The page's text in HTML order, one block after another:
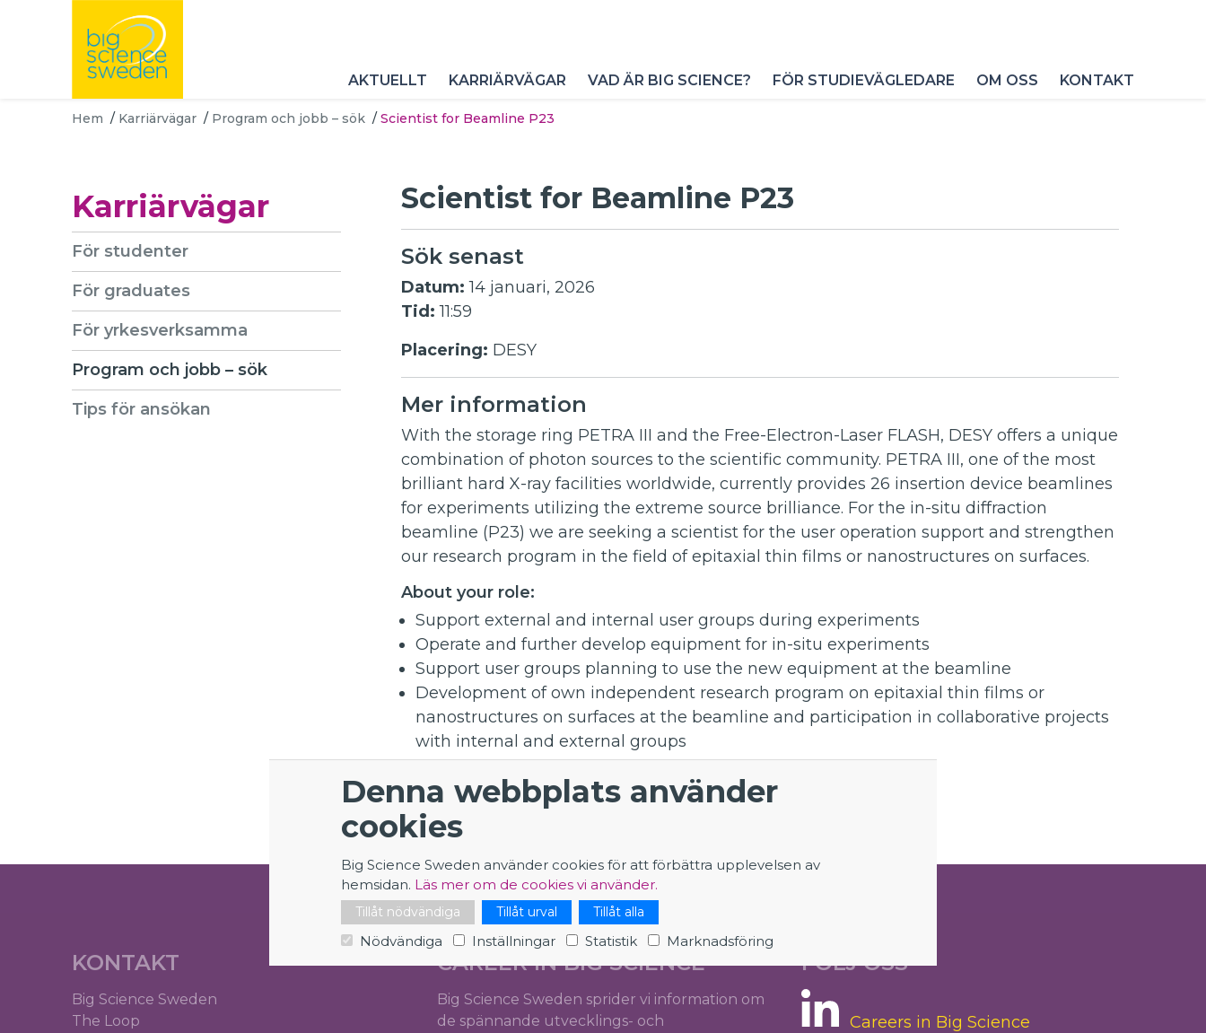
Denna webbplats använder
cookies
Big Science Sweden använder cookies för att förbättra upplevelsen av
hemsidan. Läs mer om de cookies vi använder.
Tillåt nödvändiga Tillåt urval Tillåt alla
Nödvändiga Inställningar Statistik Marknadsföring
AKTUELLT KARRIÄRVÄGAR VAD ÄR BIG SCIENCE? FÖR STUDIEVÄGLEDARE OM OSS KONTAKT
Hem / Karriärvägar / Program och jobb – sök / Scientist for Beamline P23
Karriärvägar
För studenter
För graduates
För yrkesverksamma
Program och jobb – sök
Tips för ansökan
Scientist for Beamline P23
Sök senast
Datum: 14 januari, 2026
Tid: 11:59
Placering: DESY
Mer information
With the storage ring PETRA III and the Free-Electron-Laser FLASH, DESY offers a unique
combination of photon sources to the scientific community. PETRA III, one of the most
brilliant hard X-ray facilities worldwide, currently provides 26 insertion device beamlines
for experiments utilizing the extreme source brilliance. For the in-situ diffraction
beamline (P23) we are seeking a scientist for the user operation support and strengthen
our research program in the field of epitaxial thin films or nanostructures on surfaces.
About your role:
Support external and internal user groups during experiments
Operate and further develop equipment for in-situ experiments
Support user groups planning to use the new equipment at the beamline
Development of own independent research program on epitaxial thin films or
nanostructures on surfaces at the beamline and participation in collaborative projects
with internal and external groups
Application - Scientist for Beamline P23
KONTAKT
Big Science Sweden
The Loop
CAREER IN BIG SCIENCE
Big Science Sweden sprider vi information om
de spännande utvecklings- och
FÖLJ OSS
Careers in Big Science